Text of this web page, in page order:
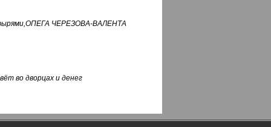
ЧЕРЕЗОВА-ВАЛЕНТА
во дворцах и денег